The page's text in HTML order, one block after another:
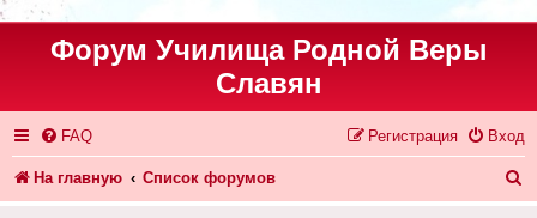
Форум Училища Родной Веры
Славян
FAQ Вход
Регистрация
На главную Список форумов